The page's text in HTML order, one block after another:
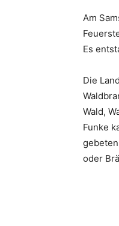
Am
Es
Die
Wald,
Funke
oder